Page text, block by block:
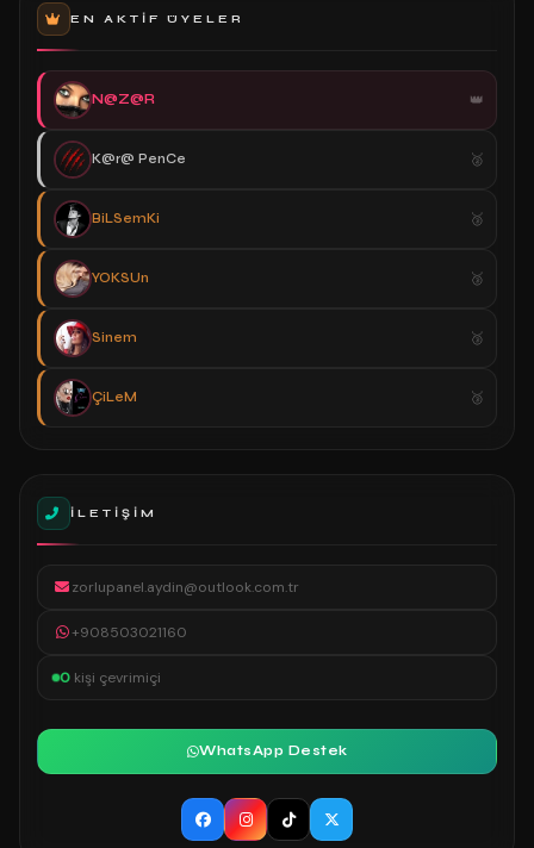
EN AKTIF ÜYELER
N@Z@R
K@r@ PenCe
BiLSemKi
YOKSUn
Sinem
ÇiLeM
İLETIŞIM
zorlupanel.aydin@outlook.com.tr
+908503021160
0 kişi çevrimiçi
WhatsApp Destek